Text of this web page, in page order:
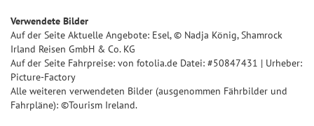
Verwendete Bilder
Auf der Seite Aktuelle Angebote: Esel, © Nadja König, Shamrock
Irland Reisen GmbH & Co. KG
Auf der Seite Fahrpreise: von fotolia.de Datei: #50847431 | Urheber:
Picture-Factory
Alle weiteren verwendeten Bilder (ausgenommen Fährbilder und
Fahrpläne): ©Tourism Ireland.